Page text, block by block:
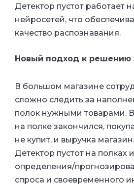
Детектор пустот работает
нейросетей, что
качество распознавания.
Новый подход к решению
В большом магазине
сложно следить за
полок нужными товарами.
на полке закончился,
не купит, и выручка
Детектор пустот на полках
определения/
спроса и своевременного